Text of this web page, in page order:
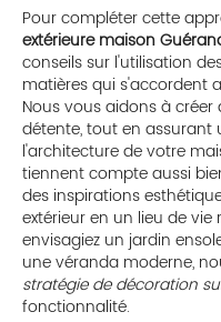
Pour compléter cette
extérieure maison
conseils sur l'utilisation
matières qui s'accordent
Nous vous aidons à
détente, tout en assurant
l'architecture de votre
tiennent compte aussi
des inspirations
extérieur en un lieu de
envisagiez un jardin
une véranda moderne,
stratégie de décoration
fonctionnalité.